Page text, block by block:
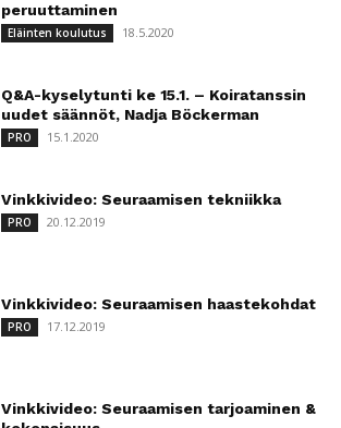
peruuttaminen
Eläinten koulutus 18.5.2020
Q&A-kyselytunti ke 15.1. – Koiratanssin
uudet säännöt, Nadja Böckerman
PRO 15.1.2020
Vinkkivideo: Seuraamisen tekniikka
PRO 20.12.2019
Vinkkivideo: Seuraamisen haastekohdat
PRO 17.12.2019
Vinkkivideo: Seuraamisen tarjoaminen &